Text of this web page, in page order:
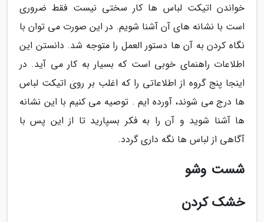
خواندن اتیکت لباس ها کار سختی نیست فقط ضروری
است با نشانه های آن آشنا شویم. در این صورت می توان با
نگاه کردن به آن ها دستور العمل را متوجه شد. دانستن این
اطلاعات راهنمای خوبی است که بسیار به کار می آید. در
اینجا پنج گروه از اطلاعاتی را که اغلب بر روی اتیکت لباس
ها درج می شوند، آورده ایم . توصیه می کنیم با این نشانه
ها آشنا شوید و آن را به فکر بسپارید تا از این پس با
آگاهی از لباس ها نگه داری گردد.
شست وشو
خشک کردن